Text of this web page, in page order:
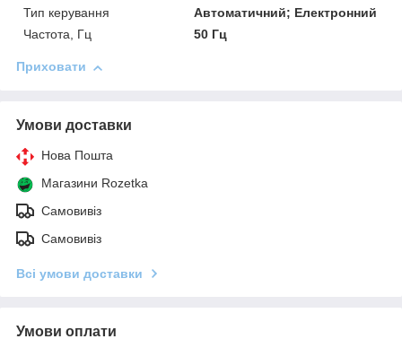
Тип керування
Автоматичний; Електронний
Частота, Гц
50 Гц
Приховати
Умови доставки
Нова Пошта
Магазини Rozetka
Самовивіз
Самовивіз
Всі умови доставки
Умови оплати